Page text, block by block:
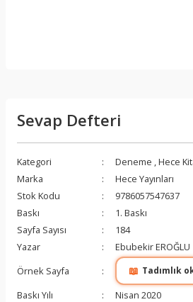
Sevap Defteri
Kategori Deneme ,Hece
Marka
Hece Yayınları
Stok Kodu
9786057547637
Baskı
1. Baskı
Sayfa Sayısı
184
Yazar
Ebubekir EROĞLU
Örnek Sayfa
📖 Tadımlık
Baskı Yılı
Nisan 2020